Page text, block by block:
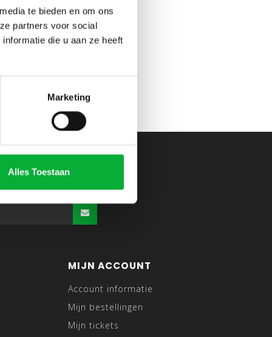
te bieden en om ons
partners voor social
die u aan ze heeft
Marketing
Alles Toestaan
MIJN ACCOUNT
Account informatie
Mijn bestellingen
Mijn tickets